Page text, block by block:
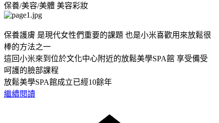
保養/美容/美體 美容彩妝
保養護膚 是現代女性們重要的課題 也是小米喜歡用來放鬆很
棒的方法之一
這回小米來到位於文化中心附近的放鬆美學SPA館 享受備受
呵護的臉部課程
放鬆美學SPA館成立已經10餘年
繼續閱讀